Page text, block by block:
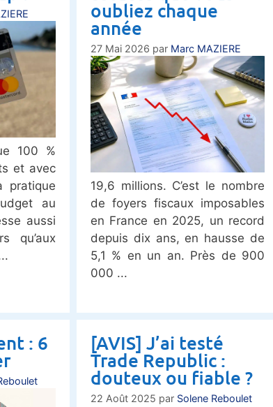
100 %
et avec
pratique
au
aussi
qu’aux
oubliez chaque
année
27 Mai 2026 par Marc MAZIERE
19,6 millions. C’est le nombre
de foyers fiscaux imposables
en France en 2025, un record
depuis dix ans, en hausse de
5,1 % en un an. Près de 900
000
: 6 [AVIS] J’ai testé
Trade Republic :
douteux ou fiable ?
22 Août 2025 par Solene Reboulet